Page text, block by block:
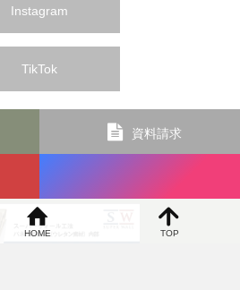
Instagram
TikTok
資料請求
HOME TOP